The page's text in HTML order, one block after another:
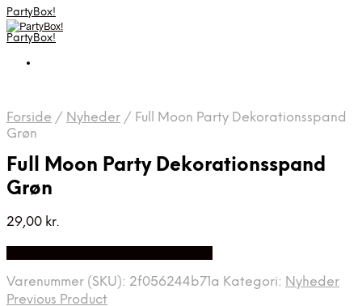
PartyBox!
PartyBox!
Forside / Nyheder / Full Moon Party Dekorationsspand
Grøn
Full Moon Party Dekorationsspand
Grøn
29,00 kr.
Varenummer (SKU): 2f056244b71a Kategori: Nyheder
Previous Product